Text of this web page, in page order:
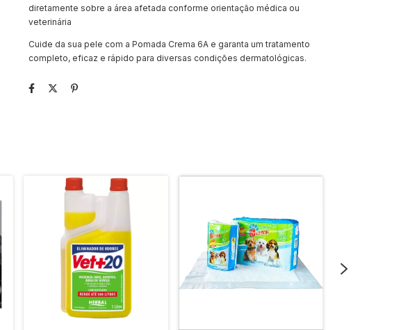
diretamente sobre a área afetada conforme orientação médica ou
veterinária
Cuide da sua pele com a Pomada Crema 6A e garanta um tratamento
completo, eficaz e rápido para diversas condições dermatológicas.